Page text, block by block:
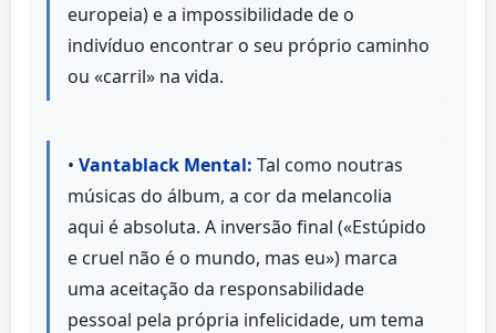
europeia) e a impossibilidade de o
indivíduo encontrar o seu próprio caminho
ou «carril» na vida.
• Vantablack Mental: Tal como noutras
músicas do álbum, a cor da melancolia
aqui é absoluta. A inversão final («Estúpido
e cruel não é o mundo, mas eu») marca
uma aceitação da responsabilidade
pessoal pela própria infelicidade, um tema